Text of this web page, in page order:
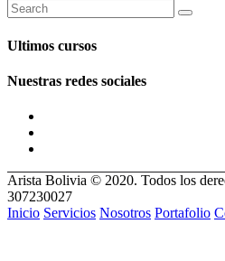
Ultimos cursos
Nuestras redes sociales
Arista Bolivia © 2020. Todos los
307230027
Inicio Servicios Nosotros Portafolio